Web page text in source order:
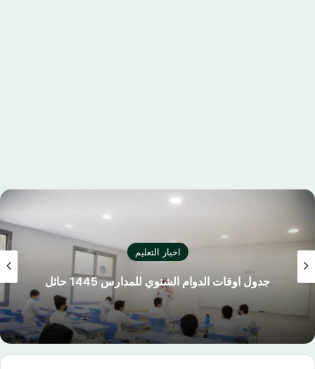
اخبار التعليم
جدول اوقات الدوام الشتوي للمدارس 1445 حائل